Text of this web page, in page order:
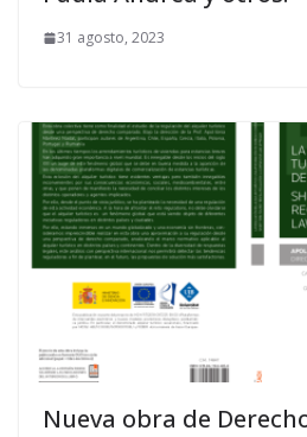
31 agosto, 2023
Nueva obra de